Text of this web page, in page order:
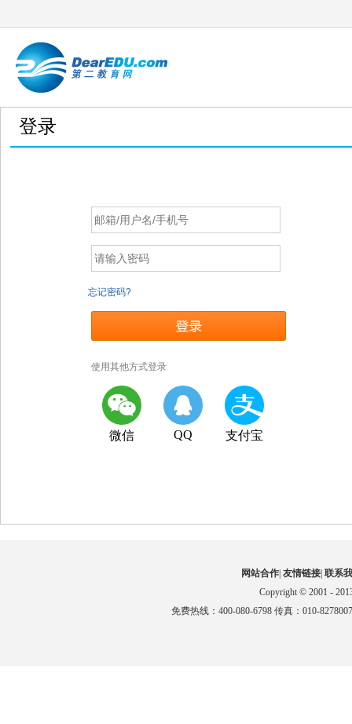
登录
忘记密码?
使用其他方式登录
微信 QQ 支付宝
网站合作 友情链接 联系
Copyright © 2001 -
免费热线：400-080-6798 传真：010-